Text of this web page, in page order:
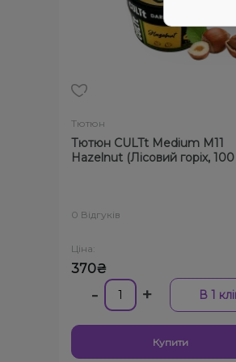
Тютюн
Тютюн CULTt Medium M11
Hazelnut (Лісовий горіх, 100
0 Відгуків
Ціна:
370₴
- + В 1
Купити